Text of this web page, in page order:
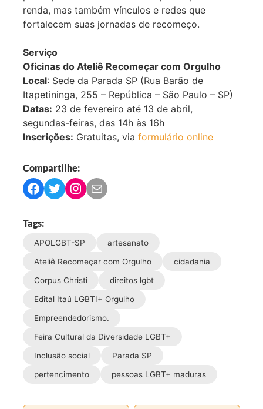
renda, mas também vínculos e redes que
fortalecem suas jornadas de recomeço.
Serviço
Oficinas do Ateliê Recomeçar com Orgulho
Local: Sede da Parada SP (Rua Barão de
Itapetininga, 255 – República – São Paulo – SP)
Datas: 23 de fevereiro até 13 de abril,
segundas-feiras, das 14h às 16h
Inscrições: Gratuitas, viaformulário online
Compartilhe:
C
p
a
r
i
l
h
r
n
o
C
a
r
l
h
r
n
o
C
a
r
i
l
h
r
n
o
C
a
r
l
h
r
Tags:
APOLGBT-SP
artesanato
Ateliê Recomeçar com Orgulho
cidadania
Corpus Christi
direitos lgbt
Edital Itaú LGBTI+ Orgulho
Empreendedorismo.
Feira Cultural da Diversidade LGBT+
Inclusão social
Parada SP
pertencimento
pessoas LGBT+ maduras